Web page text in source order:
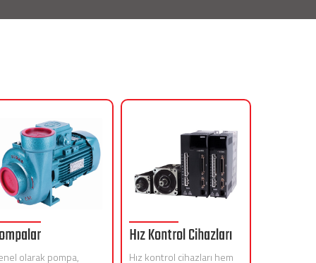
olarak pompa,
Hız Kontrol Cihazları
Hız kontrol cihazları hem